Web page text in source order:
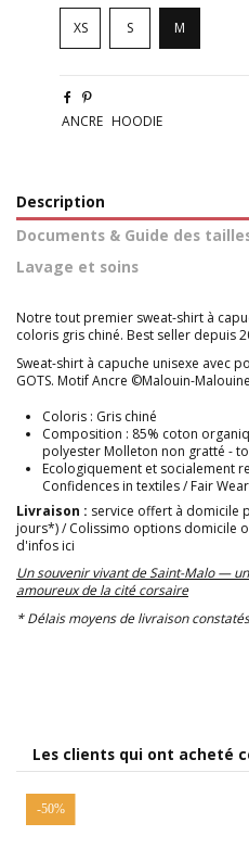
XS S M
ANCRE HOODIE
Description
Documents & Guide des
Lavage et soins
Notre tout premier sweat-shirt à
coloris gris chiné. Best seller depuis
Sweat-shirt à capuche unisexe avec
GOTS. Motif Ancre ©Malouin-
Coloris : Gris chiné
Composition : 85% coton
polyester Molleton non gratté -
Ecologiquement et socialement
Confidences in textiles / Fair
Livraison : service offert à domicile
jours*) / Colissimo options domicile
d'infos ici
Un souvenir vivant de Saint-Malo —
amoureux de la cité corsaire
* Délais moyens de livraison constatés
Les clients qui ont acheté
-50%